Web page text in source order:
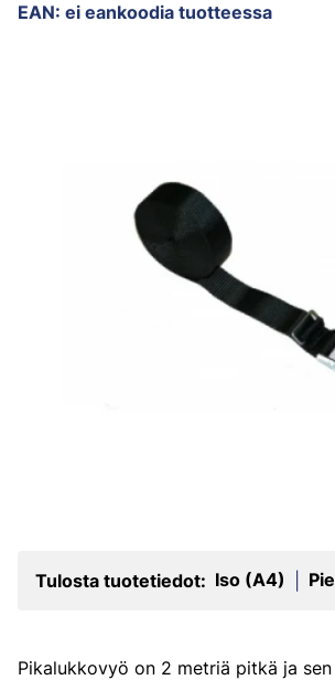
EAN: ei eankoodia tuotteessa
Tulosta tuotetiedot: Iso (A4)
Pikalukkovyö on 2 metriä pitkä ja